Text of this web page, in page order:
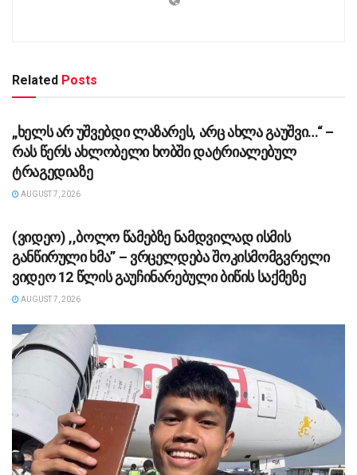
Related Posts
ᲡᲐᲖᲝᲒᲐᲓᲝᲔᲑᲐ
„ხელს არ უშვებდი ლაზარეს, არც ახლა გაუშვი…“ –
რას წერს ახლობელი ხობში დატრიალებულ
ტრაგედიაზე
AUGUST 7, 2026
(ვიდეო) ,,ბოლო წამებზე ნამდვილად ისმის
განწირული ხმა” – ვრცელდება შოკისმომგვრელი
ვიდეო 12 წლის გაუჩინარებული ბიწის საქმეზე
AUGUST 7, 2026